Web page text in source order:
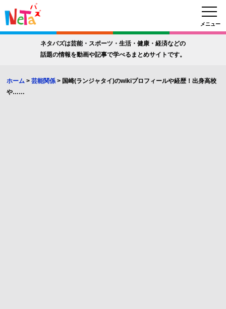
メニュー
ネタバズは芸能・スポーツ・生活・健康・経済などの
話題の情報を動画や記事で学べるまとめサイトです。
ホーム >芸能関係 > 国崎(ランジャタイ)のwikiプロフィールや経歴！出身高校
や……